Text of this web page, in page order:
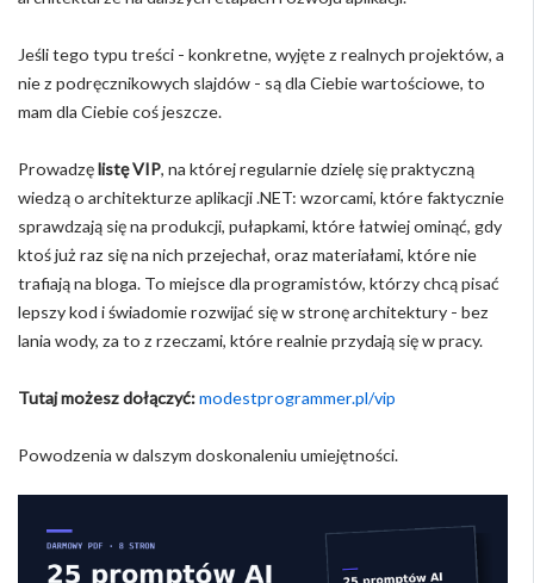
Jeśli tego typu treści - konkretne, wyjęte z realnych projektów, a
nie z podręcznikowych slajdów - są dla Ciebie wartościowe, to
mam dla Ciebie coś jeszcze.
Prowadzęlistę VIP, na której regularnie dzielę się praktyczną
wiedzą o architekturze aplikacji .NET: wzorcami, które faktycznie
sprawdzają się na produkcji, pułapkami, które łatwiej ominąć, gdy
ktoś już raz się na nich przejechał, oraz materiałami, które nie
trafiają na bloga. To miejsce dla programistów, którzy chcą pisać
lepszy kod i świadomie rozwijać się w stronę architektury - bez
lania wody, za to z rzeczami, które realnie przydają się w pracy.
Tutaj możesz dołączyć:modestprogrammer.pl/vip
Powodzenia w dalszym doskonaleniu umiejętności.